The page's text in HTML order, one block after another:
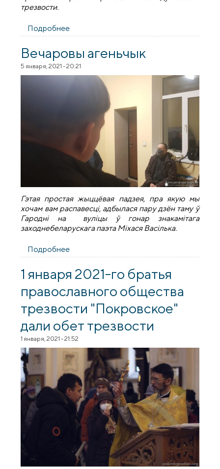
трезвости.
Подробнее
"Неупиваемая Чаша" братчики общества
трезвости
Вечаровы агеньчык
5 января, 2021 - 20:21
Гэтая простая жыццёвая падзея, пра якую мы
хочам вам распавесці, адбылася пару дзён таму ў
Гародні на вуліцы ў гонар знакамітага
заходнебеларускага паэта Міхася Васілька.
Подробнее
1 января 2021-го братья
православного общества
трезвости "Покровское"
дали обет трезвости
1 января, 2021 - 21:52